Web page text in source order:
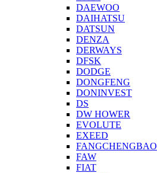
DAEWOO
DAIHATSU
DATSUN
DENZA
DERWAYS
DFSK
DODGE
DONGFENG
DONINVEST
DS
DW HOWER
EVOLUTE
EXEED
FANGCHENGBAO
FAW
FIAT